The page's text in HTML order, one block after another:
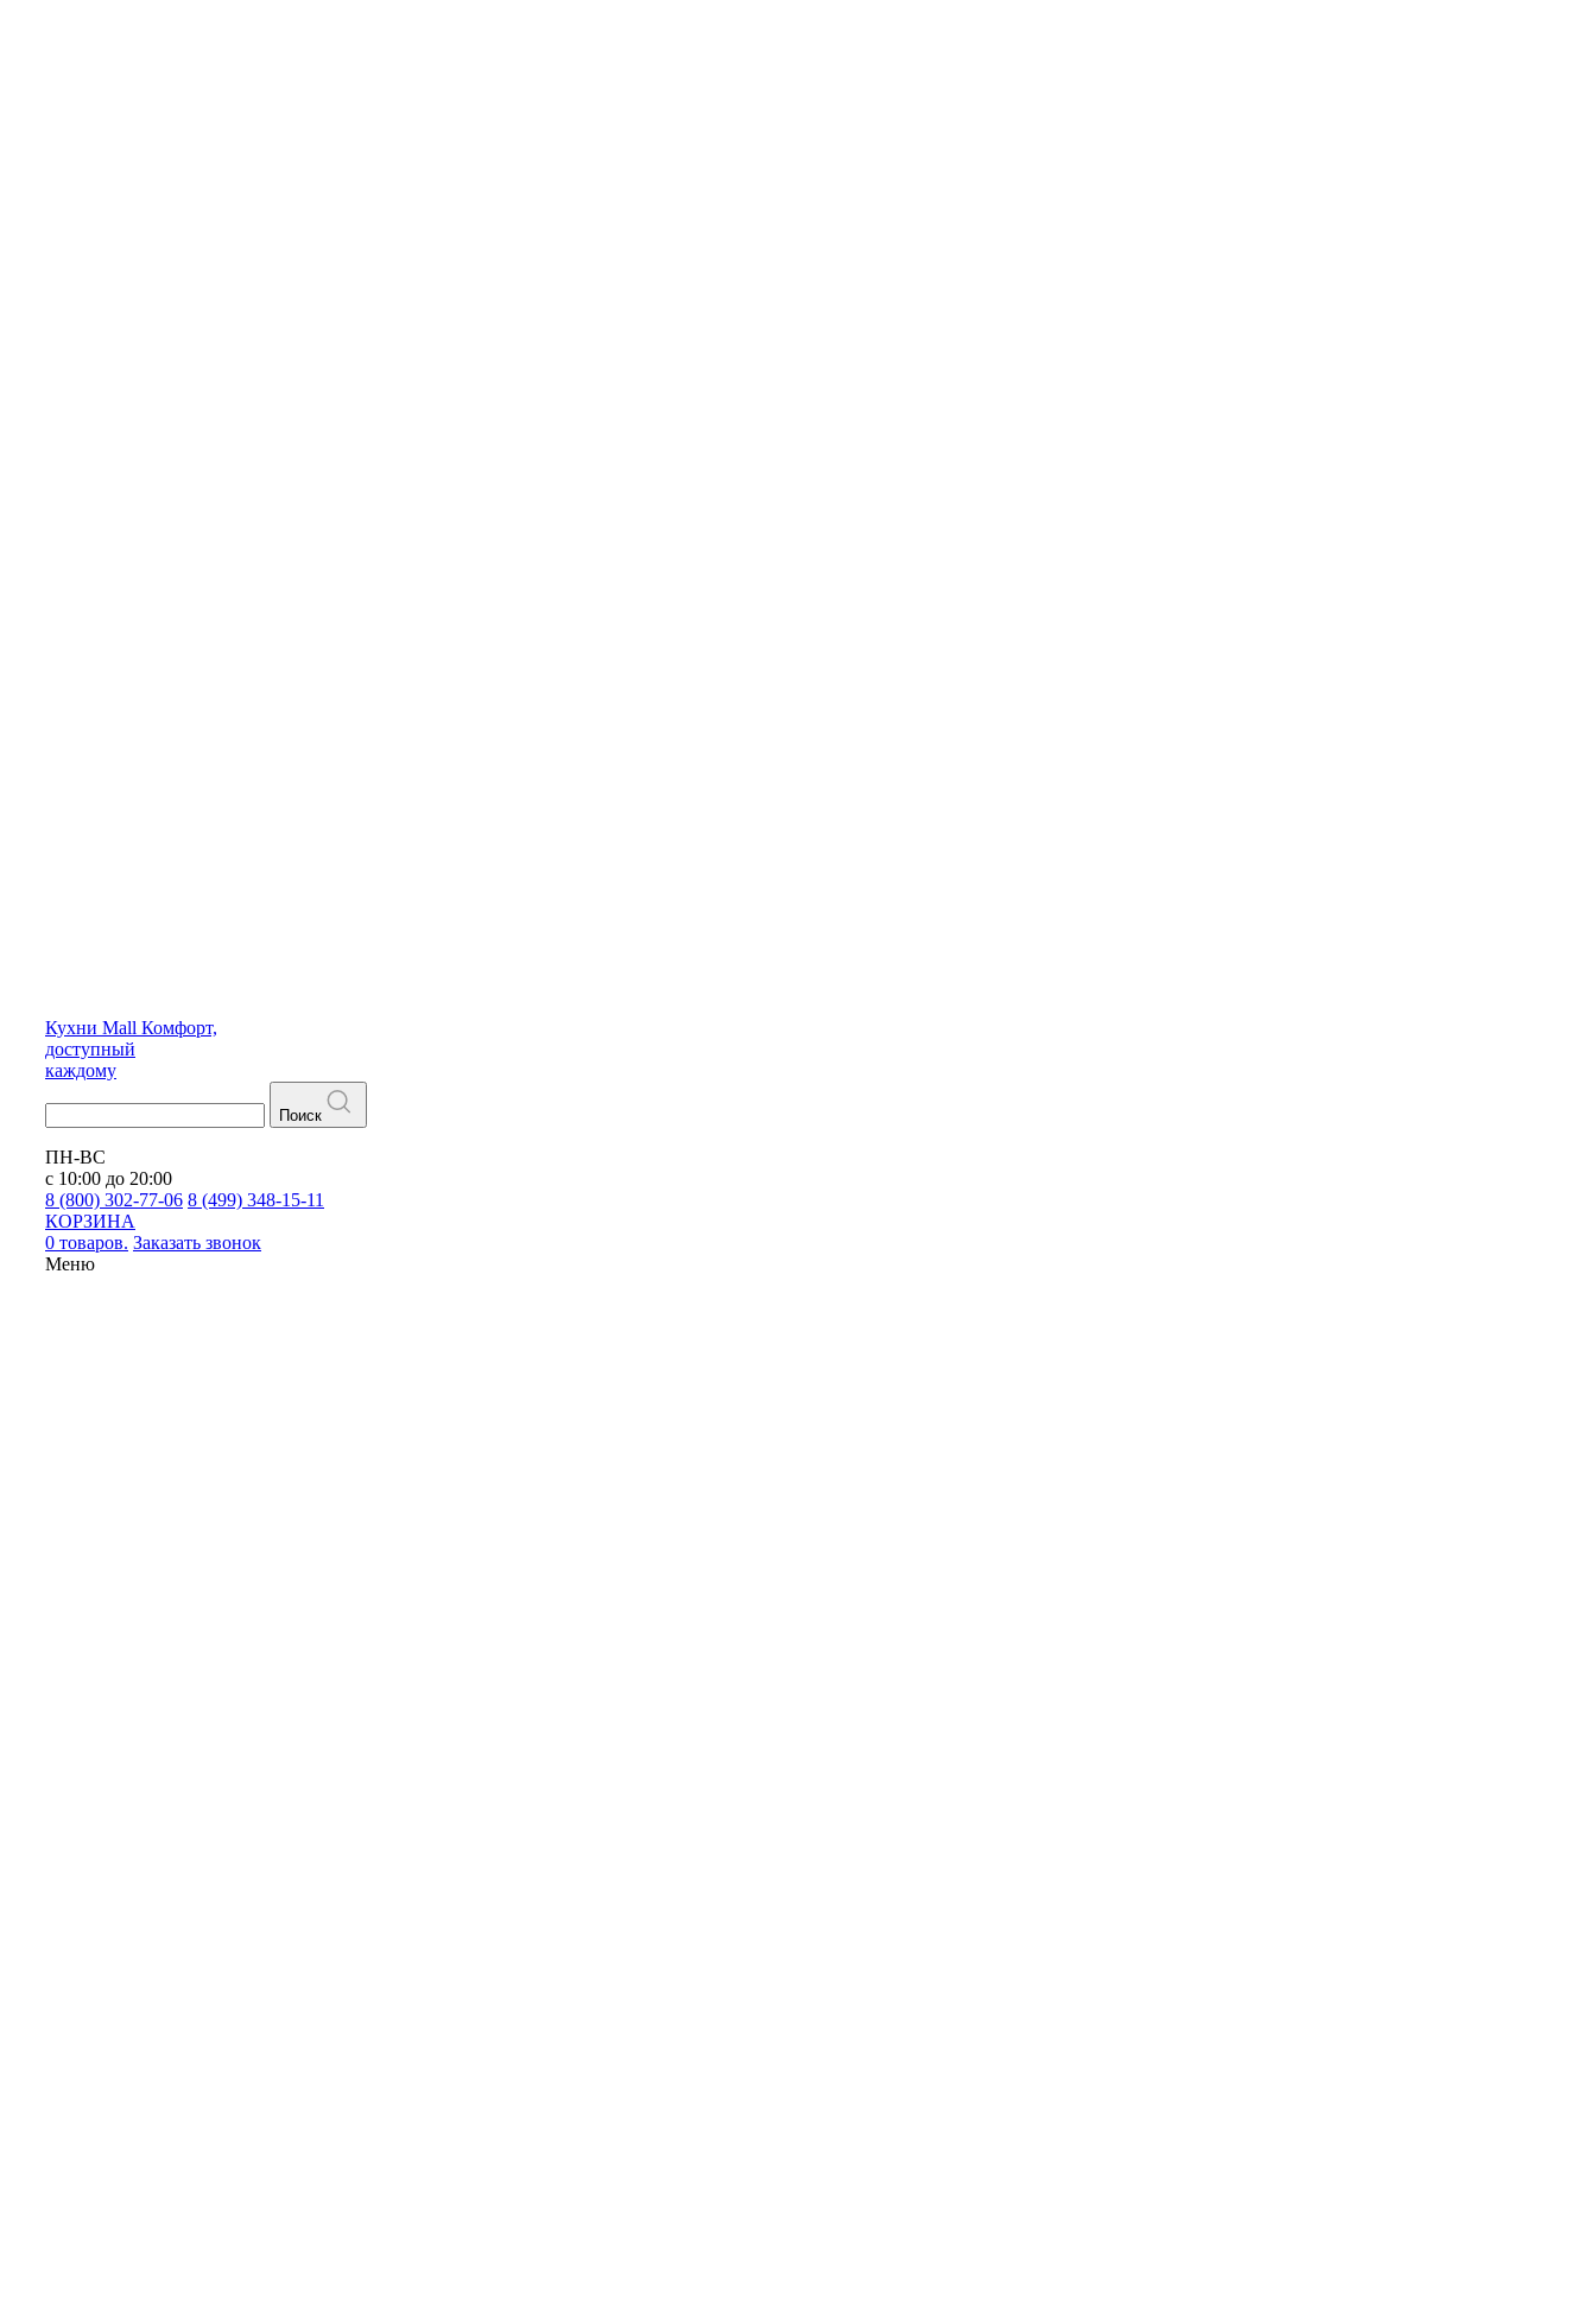
Кухни Mall Комфорт,
доступный
каждому
Поиск
ПН-ВС
с 10:00 до 20:00
8 (800) 302-77-06 8 (499) 348-15-11
КОРЗИНА
0 товаров. Заказать звонок
Меню